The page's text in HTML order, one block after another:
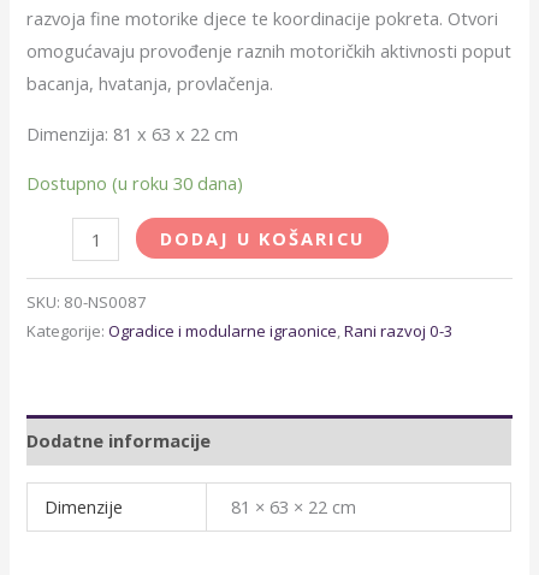
razvoja fine motorike djece te koordinacije pokreta. Otvori
omogućavaju provođenje raznih motoričkih aktivnosti poput
bacanja, hvatanja, provlačenja.
Dimenzija: 81 x 63 x 22 cm
Dostupno (u roku 30 dana)
DODAJ U KOŠARICU
SKU: 80-NS0087
Kategorije:Ogradice i modularne igraonice,Rani razvoj 0-3
Dodatne informacije
Dimenzije 81 × 63 × 22 cm